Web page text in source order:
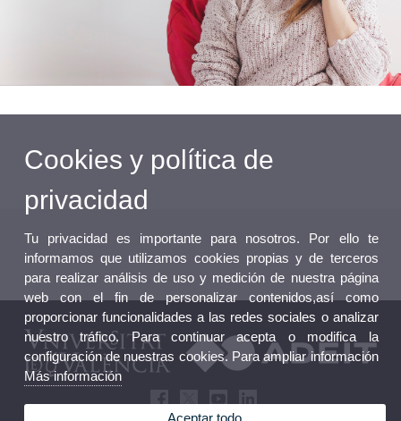
Cookies y política de
privacidad
Tu privacidad es importante para nosotros. Por ello te
informamos que utilizamos cookies propias y de terceros
para realizar análisis de uso y medición de nuestra página
web con el fin de personalizar contenidos,así como
proporcionar funcionalidades a las redes sociales o analizar
nuestro tráfico. Para continuar acepta o modifica la
configuración de nuestras cookies. Para ampliar información
Más información
Aceptar todo